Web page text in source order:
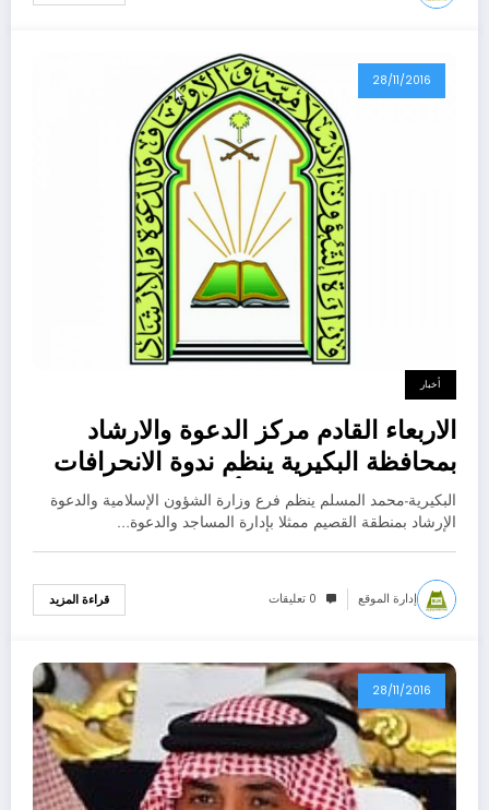
28/11/2016
أخبار
الاربعاء القادم مركز الدعوة والارشاد
بمحافظة البكيرية ينظم ندوة الانحرافات
الفكرية لدى الشباب أسبابها وسبل
الوقاية
البكيرية-محمد المسلم ينظم فرع وزارة الشؤون الإسلامية والدعوة
الإرشاد بمنطقة القصيم ممثلا بإدارة المساجد والدعوة…
إدارة الموقع 0 تعليقات قراءة المزيد
28/11/2016